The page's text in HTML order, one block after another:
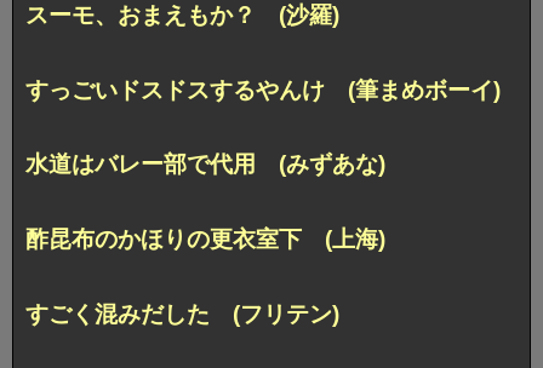
スーモ、おまえもか？ (沙羅)
すっごいドスドスするやんけ (筆まめボーイ)
水道はバレー部で代用 (みずあな)
酢昆布のかほりの更衣室下 (上海)
すごく混みだした (フリテン)